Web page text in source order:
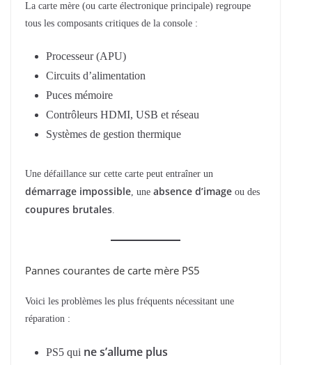
La carte mère (ou carte électronique principale) regroupe
tous les composants critiques de la console :
Processeur (APU)
Circuits d’alimentation
Puces mémoire
Contrôleurs HDMI, USB et réseau
Systèmes de gestion thermique
Une défaillance sur cette carte peut entraîner un
démarrage impossible, une absence d’image ou des
coupures brutales.
Pannes courantes de carte mère PS5
Voici les problèmes les plus fréquents nécessitant une
réparation :
PS5 qui ne s’allume plus